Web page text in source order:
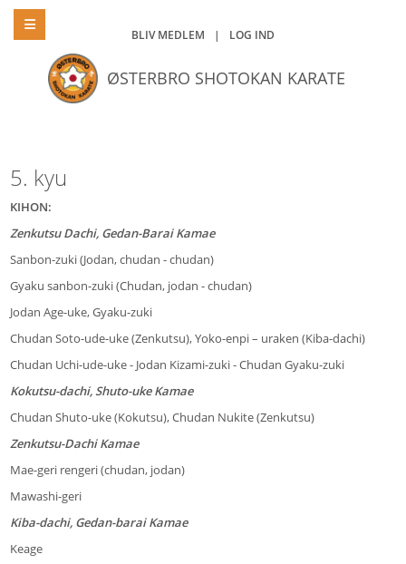
BLIV MEDLEM | LOG IND
ØSTERBRO SHOTOKAN KARATE
5. kyu
KIHON:
Zenkutsu Dachi, Gedan-Barai Kamae
Sanbon-zuki (Jodan, chudan - chudan)
Gyaku sanbon-zuki (Chudan, jodan - chudan)
Jodan Age-uke, Gyaku-zuki
Chudan Soto-ude-uke (Zenkutsu), Yoko-enpi – uraken (Kiba-dachi)
Chudan Uchi-ude-uke - Jodan Kizami-zuki - Chudan Gyaku-zuki
Kokutsu-dachi, Shuto-uke Kamae
Chudan Shuto-uke (Kokutsu), Chudan Nukite (Zenkutsu)
Zenkutsu-Dachi Kamae
Mae-geri rengeri (chudan, jodan)
Mawashi-geri
Kiba-dachi, Gedan-barai Kamae
Keage